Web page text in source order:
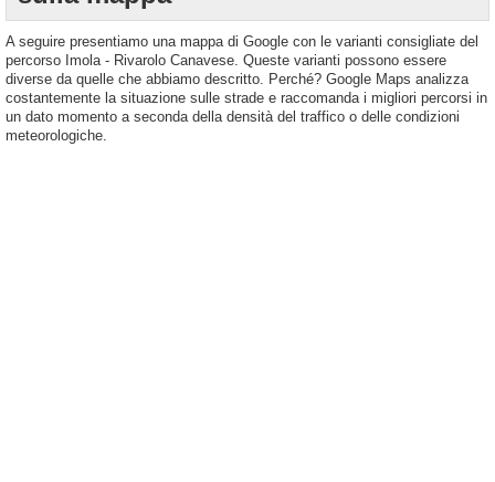
A seguire presentiamo una mappa di Google con le varianti consigliate del
percorso Imola - Rivarolo Canavese. Queste varianti possono essere
diverse da quelle che abbiamo descritto. Perché? Google Maps analizza
costantemente la situazione sulle strade e raccomanda i migliori percorsi in
un dato momento a seconda della densità del traffico o delle condizioni
meteorologiche.